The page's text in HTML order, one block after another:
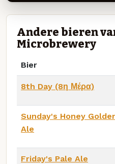
Andere bieren
Microbrewery
Bier
8th Day (8η Μέρα)
Sunday's Honey
Ale
Friday's Pale Ale